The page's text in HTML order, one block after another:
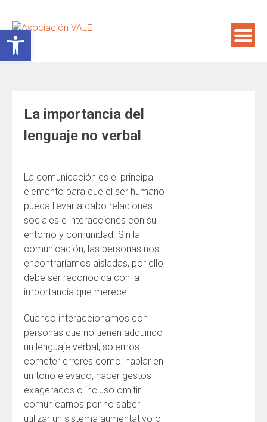
contenido
La importancia del
lenguaje no verbal
La comunicación es el principal
elemento para que el ser humano
pueda llevar a cabo relaciones
sociales e interacciones con su
entorno y comunidad. Sin la
comunicación, las personas nos
encontraríamos aisladas, por ello
debe ser reconocida con la
importancia que merece.
Cuando interaccionamos con
personas que no tienen adquirido
un lenguaje verbal, solemos
cometer errores como: hablar en
un tono elevado, hacer gestos
exagerados o incluso omitir
comunicarnos por no saber
utilizar un sistema aumentativo o
Abrir barra de herramientas